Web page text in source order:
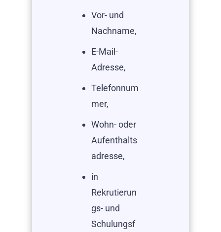
Vor- und
Nachname,
E-Mail-
Adresse,
Telefonnum
mer,
Wohn- oder
Aufenthalts
adresse,
in
Rekrutierun
gs- und
Schulungsf